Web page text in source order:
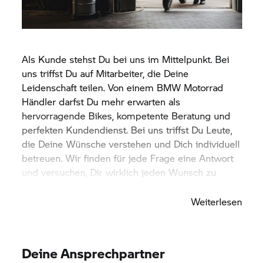
Als Kunde stehst Du bei uns im Mittelpunkt. Bei
uns triffst Du auf Mitarbeiter, die Deine
Leidenschaft teilen. Von einem BMW Motorrad
Händler darfst Du mehr erwarten als
hervorragende Bikes, kompetente Beratung und
perfekten Kundendienst. Bei uns triffst Du Leute,
die Deine Wünsche verstehen und Dich individuell
betreuen. Wir finden für jede Frage eine Antwort
und versuchen, Dir wirklich jeden Wunsch zu
Weiterlesen
Deine Ansprechpartner